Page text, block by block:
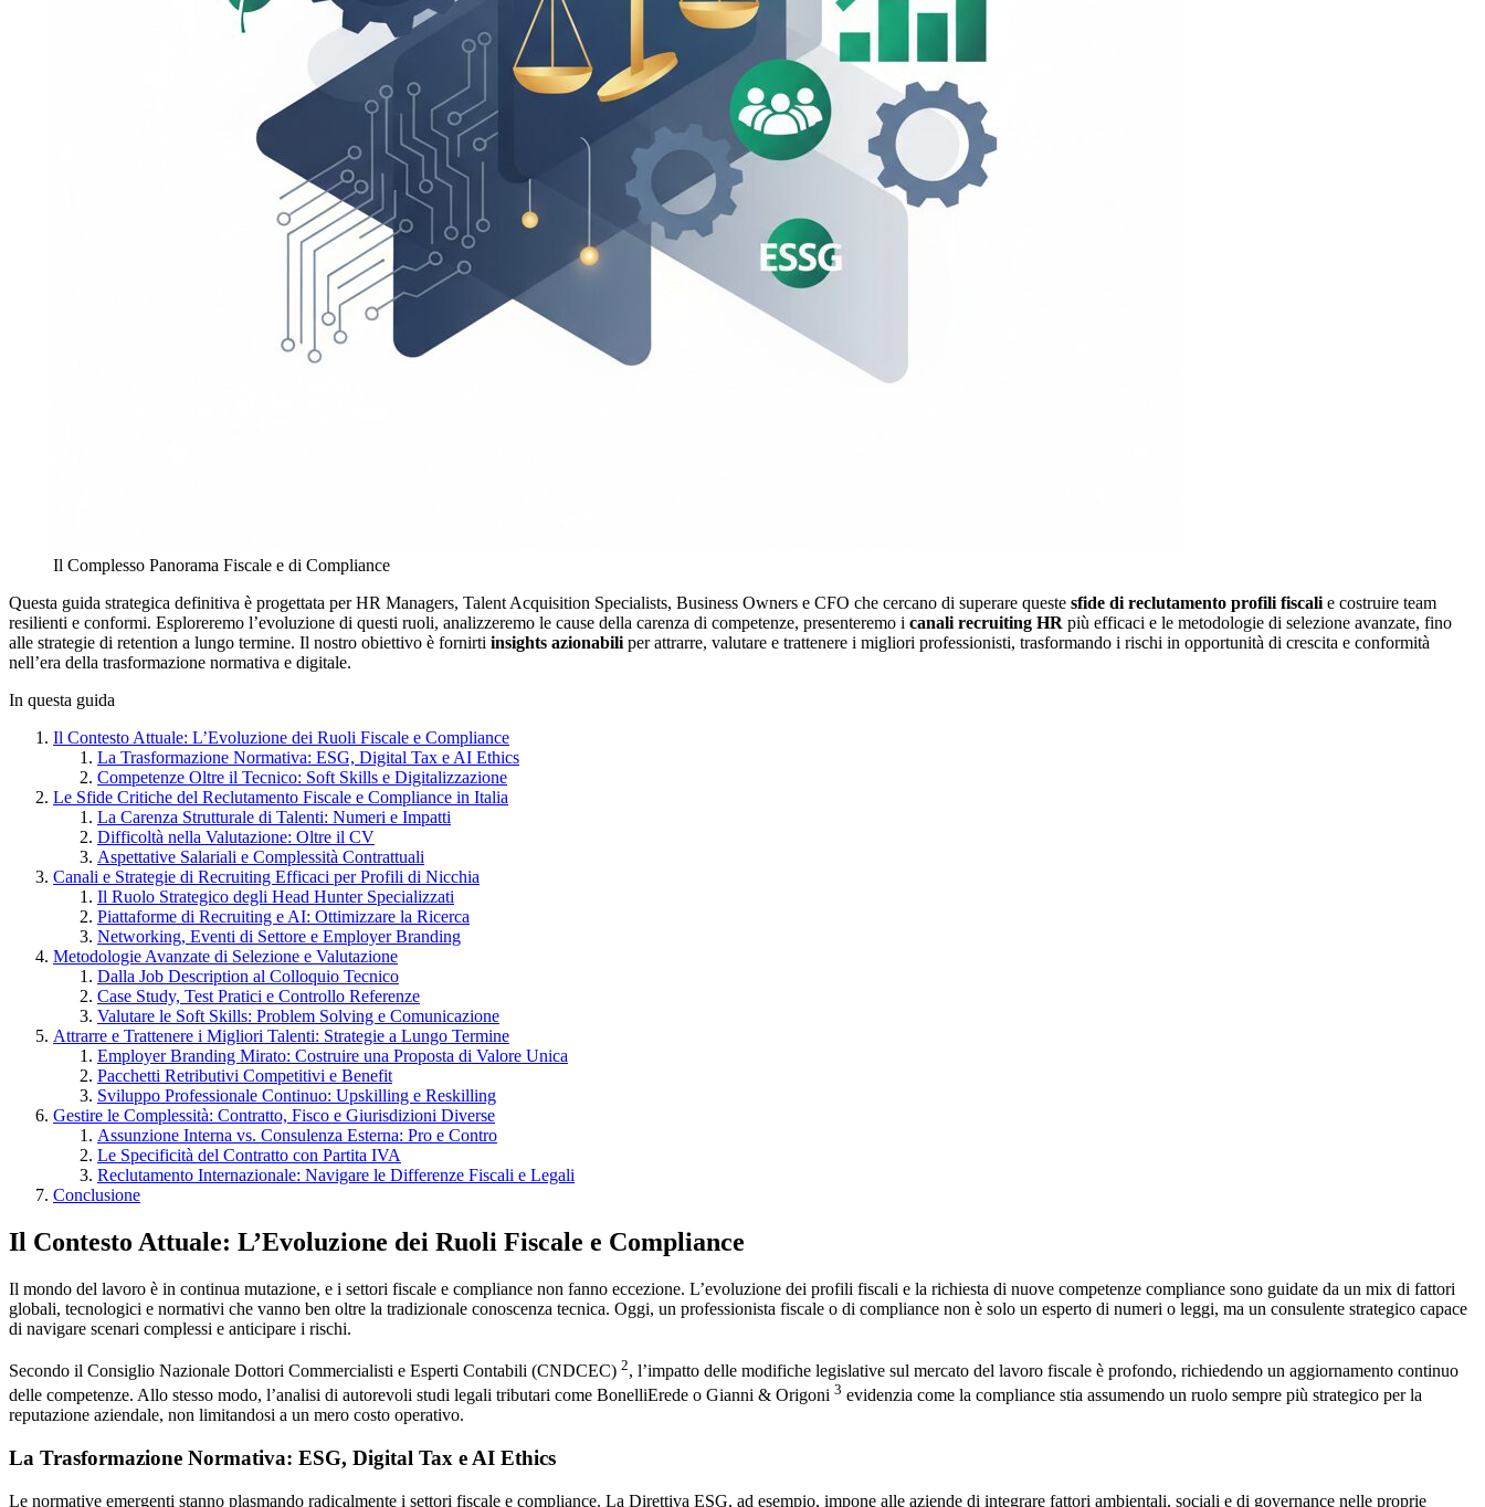
Il Complesso Panorama Fiscale e di Compliance
Questa guida strategica definitiva è progettata per HR Managers, Talent Acquisition Specialists, Business Owners e CFO che cercano di superare queste sfide di reclutamento profili fiscali e costruire team
resilienti e conformi. Esploreremo l’evoluzione di questi ruoli, analizzeremo le cause della carenza di competenze, presenteremo i canali recruiting HR più efficaci e le metodologie di selezione avanzate, fino
alle strategie di retention a lungo termine. Il nostro obiettivo è fornirti insights azionabili per attrarre, valutare e trattenere i migliori professionisti, trasformando i rischi in opportunità di crescita e conformità
nell’era della trasformazione normativa e digitale.
In questa guida
Il Contesto Attuale: L’Evoluzione dei Ruoli Fiscale e Compliance
La Trasformazione Normativa: ESG, Digital Tax e AI Ethics
Competenze Oltre il Tecnico: Soft Skills e Digitalizzazione
Le Sfide Critiche del Reclutamento Fiscale e Compliance in Italia
La Carenza Strutturale di Talenti: Numeri e Impatti
Difficoltà nella Valutazione: Oltre il CV
Aspettative Salariali e Complessità Contrattuali
Canali e Strategie di Recruiting Efficaci per Profili di Nicchia
Il Ruolo Strategico degli Head Hunter Specializzati
Piattaforme di Recruiting e AI: Ottimizzare la Ricerca
Networking, Eventi di Settore e Employer Branding
Metodologie Avanzate di Selezione e Valutazione
Dalla Job Description al Colloquio Tecnico
Case Study, Test Pratici e Controllo Referenze
Valutare le Soft Skills: Problem Solving e Comunicazione
Attrarre e Trattenere i Migliori Talenti: Strategie a Lungo Termine
Employer Branding Mirato: Costruire una Proposta di Valore Unica
Pacchetti Retributivi Competitivi e Benefit
Sviluppo Professionale Continuo: Upskilling e Reskilling
Gestire le Complessità: Contratto, Fisco e Giurisdizioni Diverse
Assunzione Interna vs. Consulenza Esterna: Pro e Contro
Le Specificità del Contratto con Partita IVA
Reclutamento Internazionale: Navigare le Differenze Fiscali e Legali
Conclusione
Il Contesto Attuale: L’Evoluzione dei Ruoli Fiscale e Compliance
Il mondo del lavoro è in continua mutazione, e i settori fiscale e compliance non fanno eccezione. L’evoluzione dei profili fiscali e la richiesta di nuove competenze compliance sono guidate da un mix di fattori
globali, tecnologici e normativi che vanno ben oltre la tradizionale conoscenza tecnica. Oggi, un professionista fiscale o di compliance non è solo un esperto di numeri o leggi, ma un consulente strategico capace
di navigare scenari complessi e anticipare i rischi.
Secondo il Consiglio Nazionale Dottori Commercialisti e Esperti Contabili (CNDCEC) 2, l’impatto delle modifiche legislative sul mercato del lavoro fiscale è profondo, richiedendo un aggiornamento continuo
delle competenze. Allo stesso modo, l’analisi di autorevoli studi legali tributari come BonelliErede o Gianni & Origoni 3 evidenzia come la compliance stia assumendo un ruolo sempre più strategico per la
reputazione aziendale, non limitandosi a un mero costo operativo.
La Trasformazione Normativa: ESG, Digital Tax e AI Ethics
Le normative emergenti stanno plasmando radicalmente i settori fiscale e compliance. La Direttiva ESG, ad esempio, impone alle aziende di integrare fattori ambientali, sociali e di governance nelle proprie